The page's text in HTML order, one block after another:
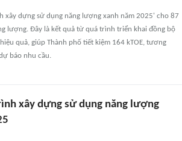
xây dựng sử dụng năng lượng xanh năm 2025' cho 87
lượng. Đây là kết quả từ quá trình triển khai đồng bộ
quả, giúp Thành phố tiết kiệm 164 kTOE, tương
báo nhu cầu.
xây dựng sử dụng năng lượng